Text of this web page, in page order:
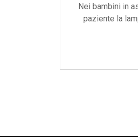
Nei bambini in
paziente la